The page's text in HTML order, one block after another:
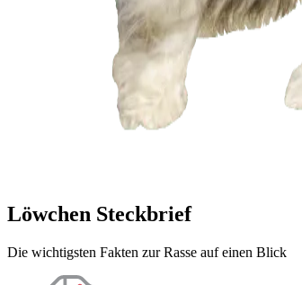
Löwchen Steckbrief
Die wichtigsten Fakten zur Rasse auf einen Blick